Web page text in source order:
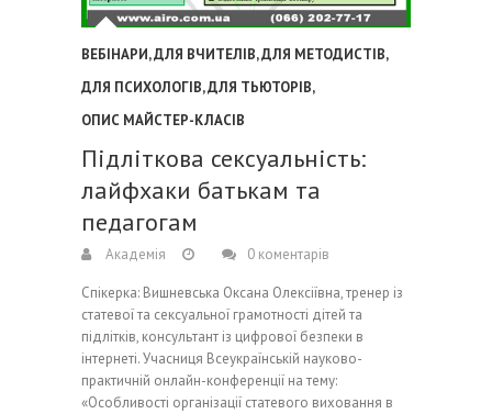
ВЕБІНАРИ,ДЛЯ ВЧИТЕЛІВ,ДЛЯ МЕТОДИСТІВ,
ДЛЯ ПСИХОЛОГІВ,ДЛЯ ТЬЮТОРІВ,
ОПИС МАЙСТЕР-КЛАСІВ
Підліткова сексуальність:
лайфхаки батькам та
педагогам
Академія 0 коментарів
Спікерка: Вишневська Оксана Олексіївна, тренер із
статевої та сексуальної грамотності дітей та
підлітків, консультант із цифрової безпеки в
інтернеті. Учасниця Всеукраїнській науково-
практичній онлайн-конференції на тему:
«Особливості організації статевого виховання в